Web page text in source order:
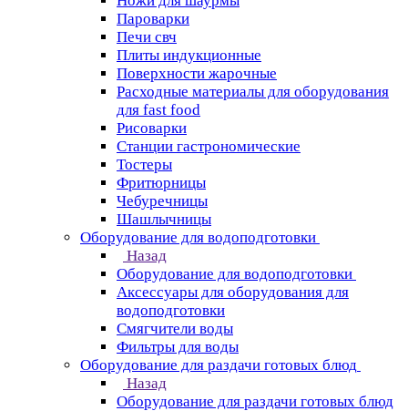
Пароварки
Печи свч
Плиты индукционные
Поверхности жарочные
Расходные материалы для оборудования
для fast food
Рисоварки
Станции гастрономические
Тостеры
Фритюрницы
Чебуречницы
Шашлычницы
Оборудование для водоподготовки
Назад
Оборудование для водоподготовки
Аксессуары для оборудования для
водоподготовки
Смягчители воды
Фильтры для воды
Оборудование для раздачи готовых блюд
Назад
Оборудование для раздачи готовых блюд